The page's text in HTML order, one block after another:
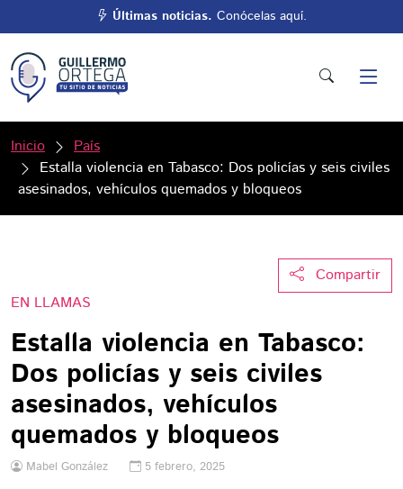
Últimas noticias. Conócelas aquí.
Inicio
País
Estalla violencia en Tabasco: Dos policías y seis civiles
asesinados, vehículos quemados y bloqueos
Compartir
EN LLAMAS
Estalla violencia en Tabasco:
Dos policías y seis civiles
asesinados, vehículos
quemados y bloqueos
Mabel González 5 febrero, 2025